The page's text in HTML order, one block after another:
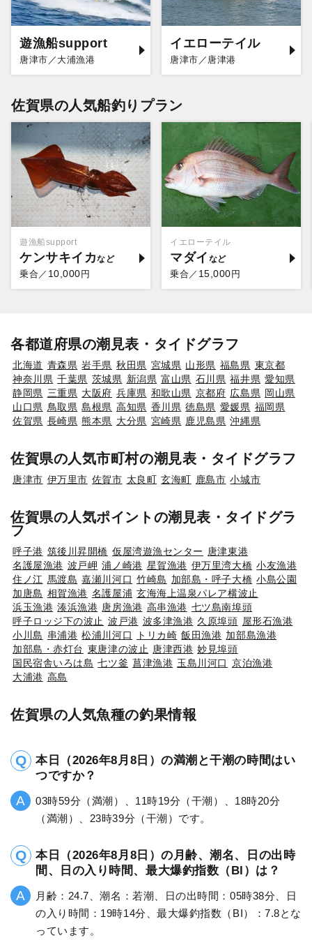
遊漁船support
唐津市／大浦漁港
イエローテイル
唐津市／唐津港
佐賀県の人気船釣りプラン
遊漁船support
ケンサキイカ
乗合／ 10,000 円
イエローテイル
マダイ
乗合／ 15,000 円
各都道府県の潮見表・タイドグラフ
北海道 青森県 岩手県 秋田県 宮城県 山形県 福島県 東京都
神奈川県 千葉県 茨城県 新潟県 富山県 石川県 福井県 愛知県
静岡県 三重県 大阪府 兵庫県 和歌山県 京都府 広島県 岡山県
山口県 鳥取県 島根県 高知県 香川県 徳島県 愛媛県 福岡県
佐賀県 長崎県 熊本県 大分県 宮崎県 鹿児島県 沖縄県
佐賀県の人気市町村の潮見表・タイドグラフ
唐津市 伊万里市 佐賀市 太良町 玄海町 鹿島市 小城市
佐賀県の人気ポイントの潮見表・タイドグラ
フ
呼子港 筑後川昇開橋 仮屋湾遊漁センター
唐津東港
名護屋漁港 波戸岬 浦ノ崎港 星賀漁港 伊万里湾大橋 小友漁港
住ノ江 馬渡島 嘉瀬川河口 竹崎島 加部島・呼子大橋 小島公園
加唐島 相賀漁港 名護屋浦 玄海海上温泉パレア横波止
浜玉漁港 湊浜漁港 唐房漁港 高串漁港 七ツ島南埠頭
呼子ロッジ下の波止 波戸港 波多津漁港 久原埠頭 屋形石漁港
小川島 串浦港 松浦川河口 トリカ崎 飯田漁港 加部島漁港
加部島・赤灯台 東唐津の波止 唐津西港 妙見埠頭
国民宿舎いろは島 七ツ釜 菖津漁港 玉島川河口 京泊漁港
大浦港 高島
佐賀県の人気魚種の釣果情報
本日（2026年8月8日）の満潮と干潮の時間はい
つですか？
03時59分（満潮）、11時19分（干潮）、18時20分
（満潮）、23時39分（干潮）です。
本日（2026年8月8日）の月齢、潮名、日の出時
間、日の入り時間、最大爆釣指数（BI）は？
月齢：24.7、潮名：若潮、日の出時間：05時38分、日
の入り時間：19時14分、最大爆釣指数（BI）：7.8とな
っています。